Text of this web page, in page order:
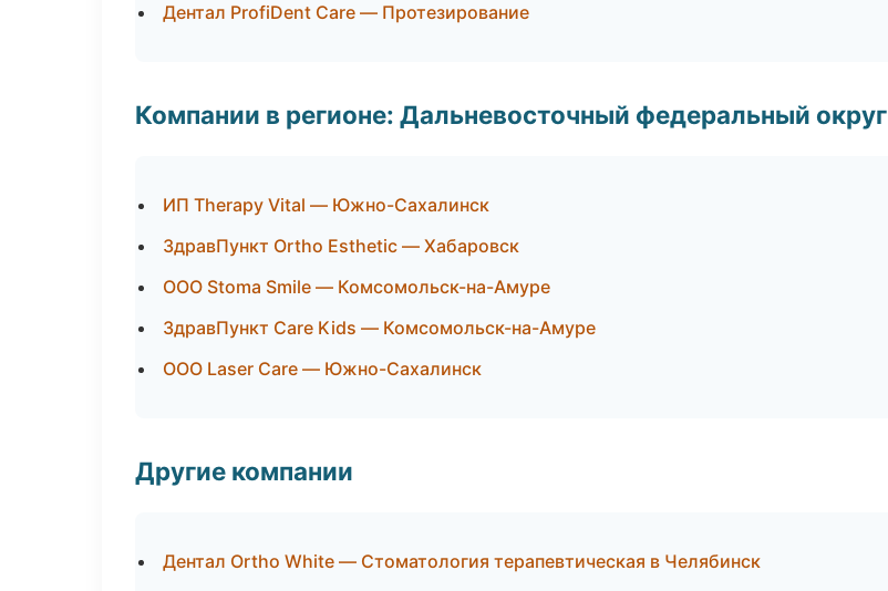
Дентал ProfiDent Care — Протезирование
Компании в регионе: Дальневосточный федеральный округ
ИП Therapy Vital — Южно-Сахалинск
ЗдравПункт Ortho Esthetic — Хабаровск
ООО Stoma Smile — Комсомольск-на-Амуре
ЗдравПункт Care Kids — Комсомольск-на-Амуре
ООО Laser Care — Южно-Сахалинск
Другие компании
Дентал Ortho White — Стоматология терапевтическая в Челябинск